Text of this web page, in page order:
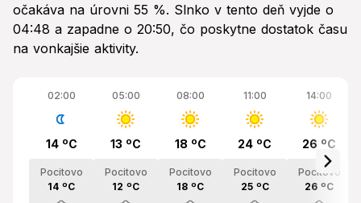
očakáva na úrovni 55 %. Slnko v tento deň vyjde o
04:48 a zapadne o 20:50, čo poskytne dostatok času
na vonkajšie aktivity.
02:00
14 ºC
Pocitovo
14 ºC
05:00
13 ºC
Pocitovo
12 ºC
08:00
18 ºC
Pocitovo
18 ºC
11:00
24 ºC
Pocitovo
25 ºC
14:00
26 ºC
Pocitovo
26 ºC